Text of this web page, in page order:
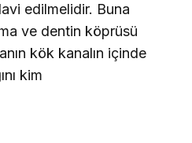
edilmelidir. Buna
ve dentin köprüsü
kök kanalın içinde
kim